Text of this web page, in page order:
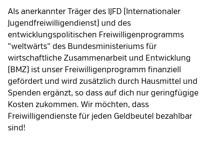
Als anerkannter Träger des IJFD (Internationaler
Jugendfreiwilligendienst) und des
entwicklungspolitischen Freiwilligenprogramms
"weltwärts" des Bundesministeriums für
wirtschaftliche Zusammenarbeit und Entwicklung
(BMZ) ist unser Freiwilligenprogramm finanziell
gefördert und wird zusätzlich durch Hausmittel und
Spenden ergänzt, so dass auf dich nur geringfügige
Kosten zukommen. Wir möchten, dass
Freiwilligendienste für jeden Geldbeutel bezahlbar
sind!